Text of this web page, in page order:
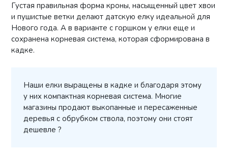
Густая правильная форма кроны, насыщенный цвет хвои
и пушистые ветки делают датскую елку идеальной для
Нового года. А в варианте с горшком у елки еще и
сохранена корневая система, которая сформирована в
кадке.
Наши елки выращены в кадке и благодаря этому
у них компактная корневая система. Многие
магазины продают выкопанные и пересаженные
деревья с обрубком ствола, поэтому они стоят
дешевле ?